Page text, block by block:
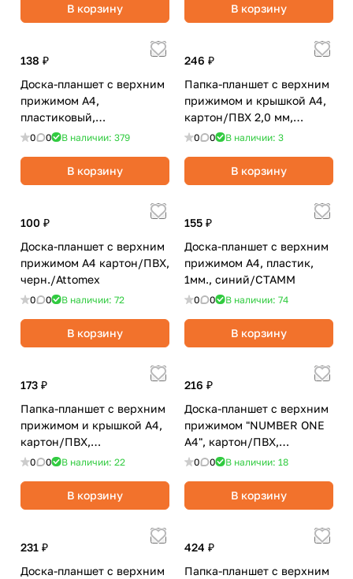
В корзину В корзину
138 ₽
Доска-планшет с верхним
прижимом А4,
пластиковый,
синий/Workmate
0 0 В наличии: 379
В корзину
246 ₽
Папка-планшет с верхним
прижимом и крышкой А4,
картон/ПВХ 2,0 мм,
синяя/STAFF
0 0 В наличии: 3
В корзину
100 ₽
Доска-планшет с верхним
прижимом А4 картон/ПВХ,
черн./Attomex
0 0 В наличии: 72
В корзину
155 ₽
Доска-планшет с верхним
прижимом А4, пластик,
1мм., синий/СТАММ
0 0 В наличии: 74
В корзину
173 ₽
Папка-планшет с верхним
прижимом и крышкой А4,
картон/ПВХ,
синий./deVENTE
0 0 В наличии: 22
В корзину
216 ₽
Доска-планшет с верхним
прижимом "NUMBER ONE
А4", картон/ПВХ,
синяя./BRAUBERG
0 0 В наличии: 18
В корзину
231 ₽
Доска-планшет с верхним
424 ₽
Папка-планшет с верхним